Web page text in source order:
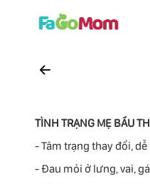
TÌNH TRẠNG MẸ BẦU
- Tâm trạng thay đổi,
- Đau mỏi ở lưng, vai,